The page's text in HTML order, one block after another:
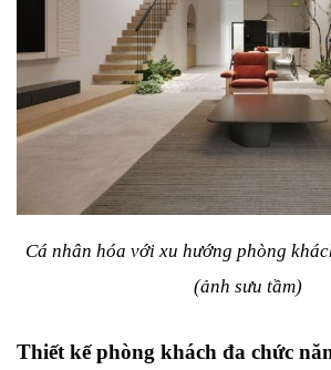
Cá nhân hóa với xu hướng phòng
(ảnh sưu tầm)
Thiết kế phòng khách đa chức